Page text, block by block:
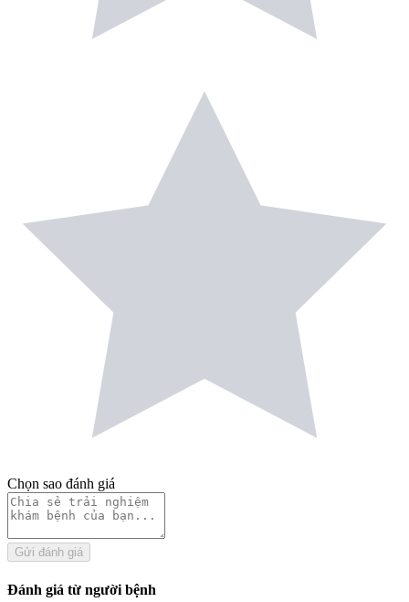
Chọn sao đánh giá
Gửi đánh giá
Đánh giá từ người bệnh